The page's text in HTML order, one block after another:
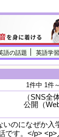
語の話題 英語学
1件中 1件
（SNS全
公開（
のになぜか入
です。</p> <p>